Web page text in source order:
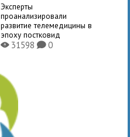
Эксперты
проанализировали
развитие телемедицины в
эпоху постковид
X31598 K0